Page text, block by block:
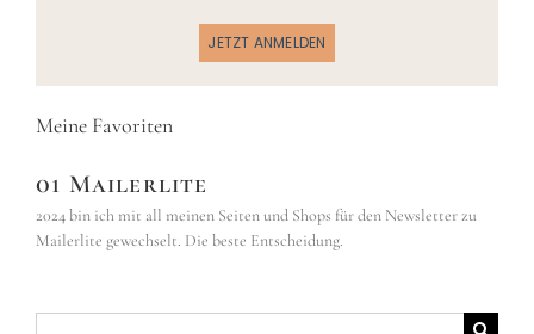
JETZT ANMELDEN
Meine Favoriten
01 Mailerlite
2024 bin ich mit all meinen Seiten und Shops für den Newsletter zu
Mailerlite gewechselt. Die beste Entscheidung.